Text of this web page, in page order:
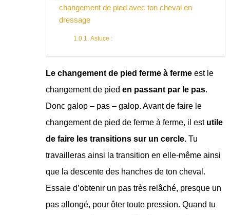
changement de pied avec ton cheval en
dressage
Astuce :
Le changement de pied ferme à fermeest le
changement de pied en passant par le pas.
Donc galop – pas – galop. Avant de faire le
changement de pied de ferme à ferme, il est utile
de faire les transitions sur un cercle. Tu
travailleras ainsi la transition en elle-même ainsi
que la descente des hanches de ton cheval.
Essaie d’obtenir un pas très relâché, presque un
pas allongé, pour ôter toute pression. Quand tu